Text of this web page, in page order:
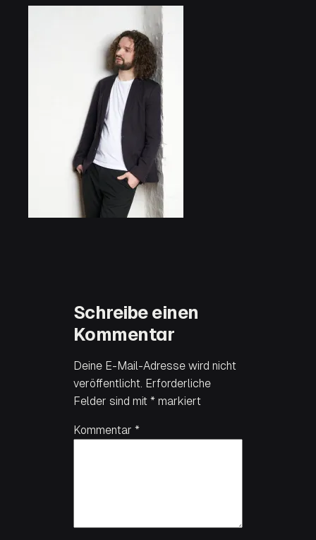
Schreibe einen
Kommentar
Deine E-Mail-Adresse wird nicht
veröffentlicht. Erforderliche
Felder sind mit * markiert
Kommentar *